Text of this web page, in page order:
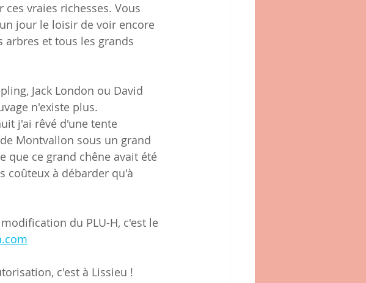
vraies richesses. Vous
jour le loisir de voir encore
et tous les grands
Jack London ou David
n'existe plus.
j'ai rêvé d'une tente
Montvallon sous un grand
que ce grand chêne avait été
coûteux à débarder qu'à
du PLU-H, c'est le
c'est à Lissieu !